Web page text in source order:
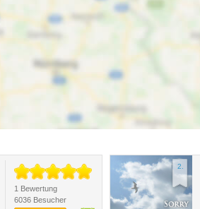
1 Bewertung
6036 Besucher
2.